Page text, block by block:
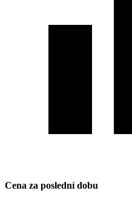
Cena za poslední dobu